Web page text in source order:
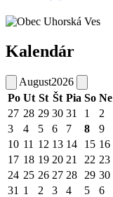
Kalendár
August2026
Po Ut St Št Pia So Ne
27 28 29 30 31 1
2
3
4 5 6 7 8
9
10 11 12 13 14 15 16
17 18 19 20 21 22 23
24 25 26 27 28 29 30
31 1 2 3 4 5 6